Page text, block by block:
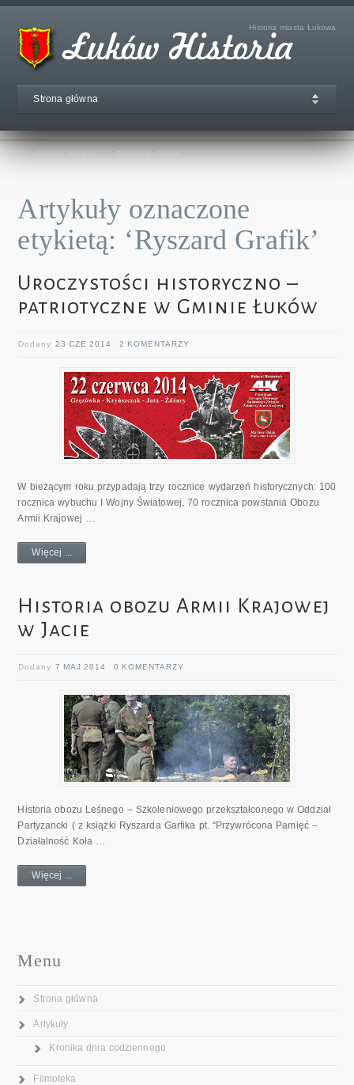
Historia miasta Łukowa
Strona główna
Strona główna Ryszard Grafik
Artykuły oznaczone
etykietą: ‘Ryszard Grafik’
Uroczystości historyczno –
patriotyczne w Gminie Łuków
Dodany23 CZE 2014 2 KOMENTARZY
W bieżącym roku przypadają trzy rocznice wydarzeń historycznych: 100
rocznica wybuchu I Wojny Światowej, 70 rocznica powstania Obozu
Armii Krajowej …
Więcej ...
Historia obozu Armii Krajowej
w Jacie
Dodany7 MAJ 2014 0 KOMENTARZY
Historia obozu Leśnego – Szkoleniowego przekształconego w Oddział
Partyzancki ( z książki Ryszarda Garfika pt. “Przywrócona Pamięć –
Działalność Koła …
Więcej ...
Menu
Strona główna
Artykuły
Kronika dnia codziennego
Filmoteka